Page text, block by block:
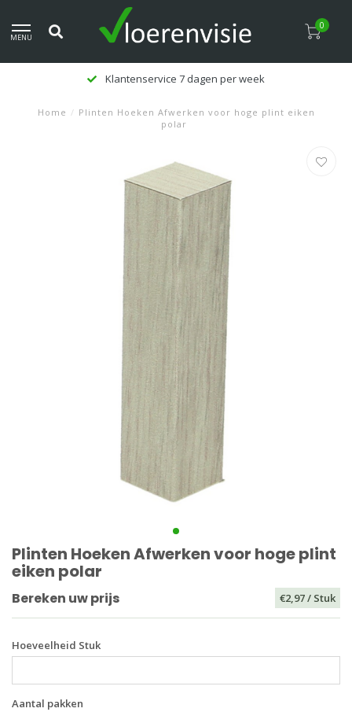
MENU
0
Klantenservice 7 dagen per week
Home / Plinten Hoeken Afwerken voor hoge plint eiken
polar
Plinten Hoeken Afwerken voor hoge plint
eiken polar
Bereken uw prijs €2,97/ Stuk
Hoeveelheid Stuk
Aantal pakken